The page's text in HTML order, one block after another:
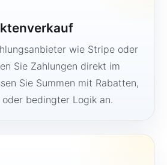
wie Stripe oder
Sie Zahlungen direkt im
Sie Summen mit Rabatten,
oder bedingter Logik an.